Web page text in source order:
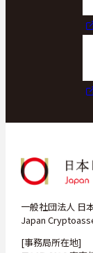
一般社団法人 日
Japan
[事務局所在地]